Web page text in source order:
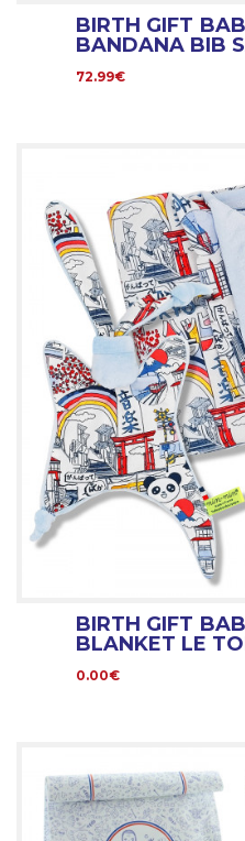
BIRTH GIFT
BANDANA BIB
72.99€
BIRTH GIFT
BLANKET LE
0.00€